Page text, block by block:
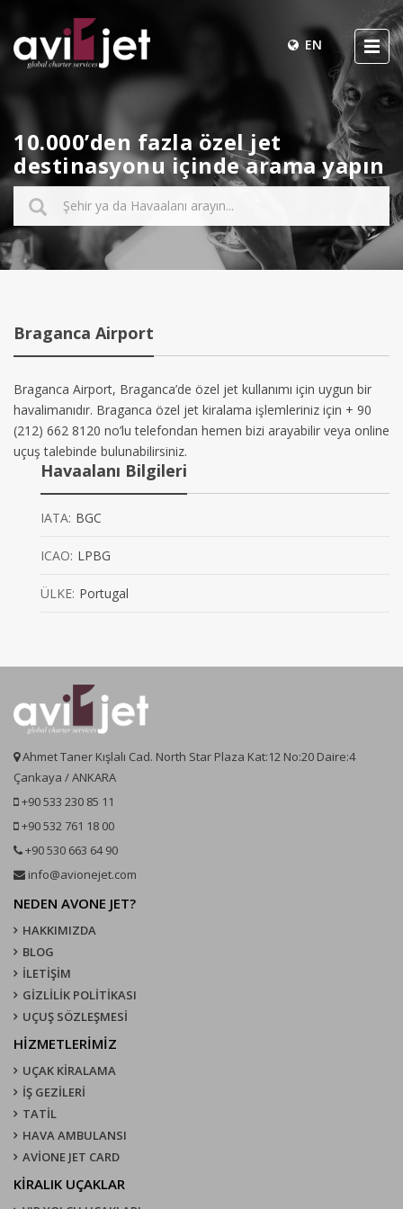
EN
10.000’den fazla özel jet
destinasyonu içinde arama yapın
Braganca Airport
Braganca Airport, Braganca’de özel jet kullanımı için uygun bir
havalimanıdır. Braganca özel jet kiralama işlemleriniz için + 90
(212) 662 8120 no’lu telefondan hemen bizi arayabilir veya online
uçuş talebinde bulunabilirsiniz.
Havaalanı Bilgileri
IATA: BGC
ICAO: LPBG
ÜLKE: Portugal
Ahmet Taner Kışlalı Cad. North Star Plaza Kat:12 No:20 Daire:4
Çankaya / ANKARA
+90 533 230 85 11
+90 532 761 18 00
+90 530 663 64 90
info@avionejet.com
NEDEN AVONE JET?
HAKKIMIZDA
BLOG
İLETİŞİM
GİZLİLİK POLİTİKASI
UÇUŞ SÖZLEŞMESI
HİZMETLERİMİZ
UÇAK KIRALAMA
İŞ GEZİLERİ
TATİL
HAVA AMBULANSI
AVİONE JET CARD
KIRALIK UÇAKLAR